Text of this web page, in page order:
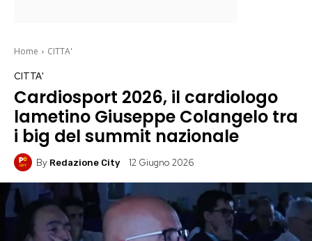
Home CITTA'
CITTA'
Cardiosport 2026, il cardiologo
lametino Giuseppe Colangelo tra
i big del summit nazionale
By Redazione City 12 Giugno 2026